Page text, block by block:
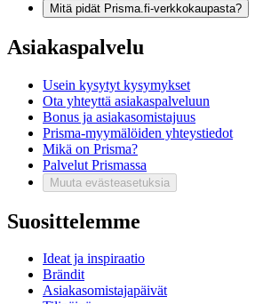
Mitä pidät Prisma.fi-verkkokaupasta?
Asiakaspalvelu
Usein kysytyt kysymykset
Ota yhteyttä asiakaspalveluun
Bonus ja asiakasomistajuus
Prisma-myymälöiden yhteystiedot
Mikä on Prisma?
Palvelut Prismassa
Muuta evästeasetuksia
Suosittelemme
Ideat ja inspiraatio
Brändit
Asiakasomistajapäivät